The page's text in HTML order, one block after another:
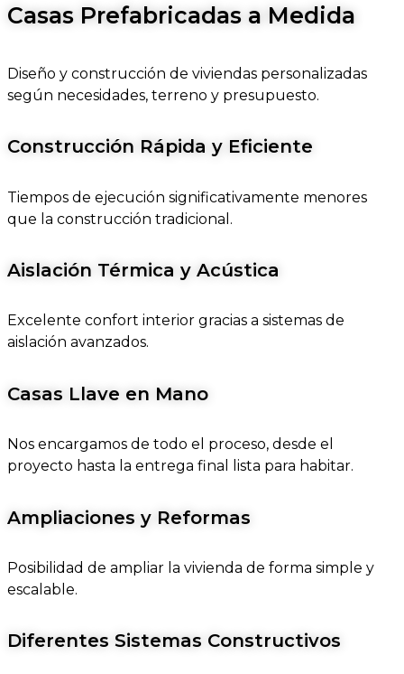
Casas Prefabricadas a Medida
Diseño y construcción de viviendas personalizadas
según necesidades, terreno y presupuesto.
Construcción Rápida y Eficiente
Tiempos de ejecución significativamente menores
que la construcción tradicional.
Aislación Térmica y Acústica
Excelente confort interior gracias a sistemas de
aislación avanzados.
Casas Llave en Mano
Nos encargamos de todo el proceso, desde el
proyecto hasta la entrega final lista para habitar.
Ampliaciones y Reformas
Posibilidad de ampliar la vivienda de forma simple y
escalable.
Diferentes Sistemas Constructivos